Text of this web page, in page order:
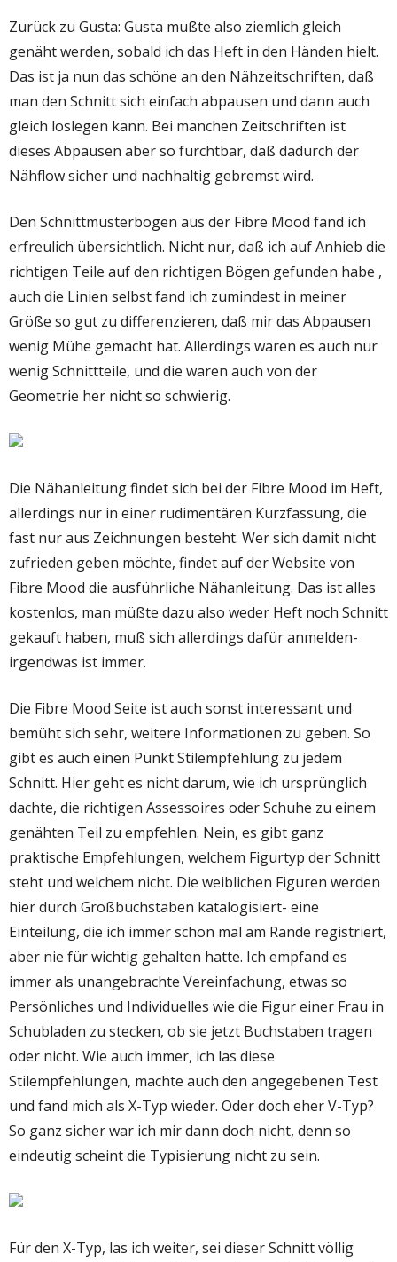
Zurück zu Gusta: Gusta mußte also ziemlich gleich
genäht werden, sobald ich das Heft in den Händen hielt.
Das ist ja nun das schöne an den Nähzeitschriften, daß
man den Schnitt sich einfach abpausen und dann auch
gleich loslegen kann. Bei manchen Zeitschriften ist
dieses Abpausen aber so furchtbar, daß dadurch der
Nähflow sicher und nachhaltig gebremst wird.
Den Schnittmusterbogen aus der Fibre Mood fand ich
erfreulich übersichtlich. Nicht nur, daß ich auf Anhieb die
richtigen Teile auf den richtigen Bögen gefunden habe ,
auch die Linien selbst fand ich zumindest in meiner
Größe so gut zu differenzieren, daß mir das Abpausen
wenig Mühe gemacht hat. Allerdings waren es auch nur
wenig Schnittteile, und die waren auch von der
Geometrie her nicht so schwierig.
Die Nähanleitung findet sich bei der Fibre Mood im Heft,
allerdings nur in einer rudimentären Kurzfassung, die
fast nur aus Zeichnungen besteht. Wer sich damit nicht
zufrieden geben möchte, findet auf der Website von
Fibre Mood die ausführliche Nähanleitung. Das ist alles
kostenlos, man müßte dazu also weder Heft noch Schnitt
gekauft haben, muß sich allerdings dafür anmelden-
irgendwas ist immer.
Die Fibre Mood Seite ist auch sonst interessant und
bemüht sich sehr, weitere Informationen zu geben. So
gibt es auch einen Punkt Stilempfehlung zu jedem
Schnitt. Hier geht es nicht darum, wie ich ursprünglich
dachte, die richtigen Assessoires oder Schuhe zu einem
genähten Teil zu empfehlen. Nein, es gibt ganz
praktische Empfehlungen, welchem Figurtyp der Schnitt
steht und welchem nicht. Die weiblichen Figuren werden
hier durch Großbuchstaben katalogisiert- eine
Einteilung, die ich immer schon mal am Rande registriert,
aber nie für wichtig gehalten hatte. Ich empfand es
immer als unangebrachte Vereinfachung, etwas so
Persönliches und Individuelles wie die Figur einer Frau in
Schubladen zu stecken, ob sie jetzt Buchstaben tragen
oder nicht. Wie auch immer, ich las diese
Stilempfehlungen, machte auch den angegebenen Test
und fand mich als X-Typ wieder. Oder doch eher V-Typ?
So ganz sicher war ich mir dann doch nicht, denn so
eindeutig scheint die Typisierung nicht zu sein.
Für den X-Typ, las ich weiter, sei dieser Schnitt völlig